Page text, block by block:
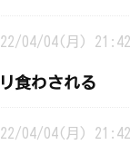
04/04(月)
食わされる
04/04(月)